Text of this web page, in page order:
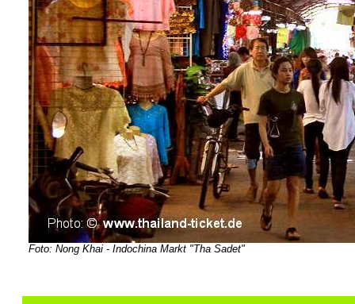
Foto: Nong Khai - Indochina Markt "Tha Sadet"